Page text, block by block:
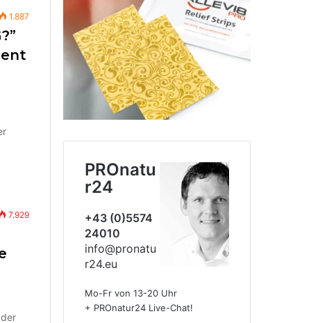
1.887
7.929
PROnatu
r24
+43 (0)5574
24010
info@pronatu
r24.eu
Mo-Fr von 13-20 Uhr
+ PROnatur24 Live-Chat!